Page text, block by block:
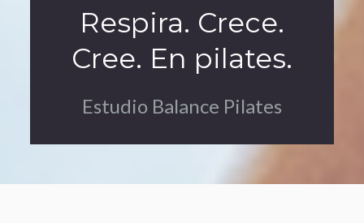
Respira. Crece.
Cree. En pilates.
Estudio Balance Pilates